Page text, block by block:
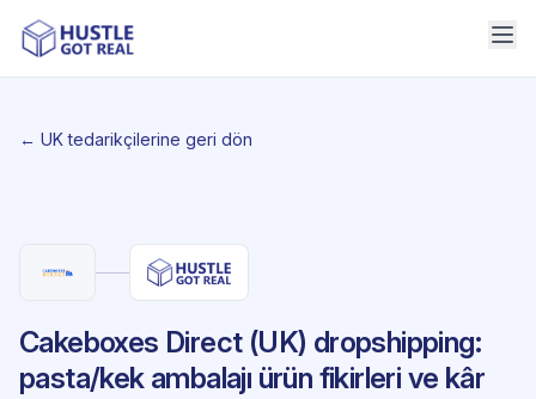
← UK tedarikçilerine geri dön
Cakeboxes Direct (UK) dropshipping:
pasta/kek ambalajı ürün fikirleri ve kâr